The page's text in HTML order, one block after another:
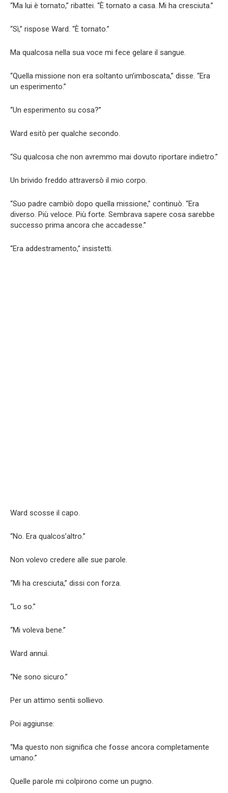
“Ma lui è tornato,” ribattei. “È tornato a casa. Mi ha cresciuta.”
“Sì,” rispose Ward. “È tornato.”
Ma qualcosa nella sua voce mi fece gelare il sangue.
“Quella missione non era soltanto un’imboscata,” disse. “Era
un esperimento.”
“Un esperimento su cosa?”
Ward esitò per qualche secondo.
“Su qualcosa che non avremmo mai dovuto riportare indietro.”
Un brivido freddo attraversò il mio corpo.
“Suo padre cambiò dopo quella missione,” continuò. “Era
diverso. Più veloce. Più forte. Sembrava sapere cosa sarebbe
successo prima ancora che accadesse.”
“Era addestramento,” insistetti.
Ward scosse il capo.
“No. Era qualcos’altro.”
Non volevo credere alle sue parole.
“Mi ha cresciuta,” dissi con forza.
“Lo so.”
“Mi voleva bene.”
Ward annuì.
“Ne sono sicuro.”
Per un attimo sentii sollievo.
Poi aggiunse:
“Ma questo non significa che fosse ancora completamente
umano.”
Quelle parole mi colpirono come un pugno.